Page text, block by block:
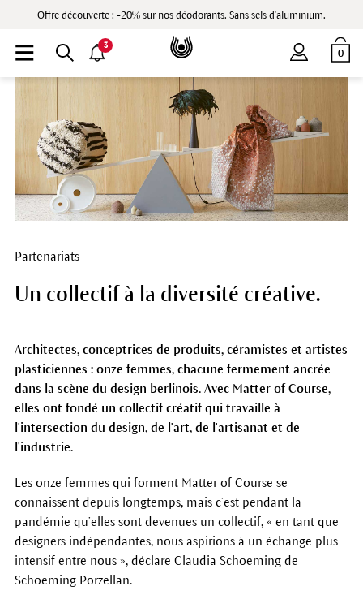
Offre découverte : -20% sur nos déodorants. Sans sels d'aluminium.
0
3
Partenariats
Un collectif à la diversité créative.
Architectes, conceptrices de produits, céramistes et artistes
plasticiennes : onze femmes, chacune fermement ancrée
dans la scène du design berlinois. Avec Matter of Course,
elles ont fondé un collectif créatif qui travaille à
l'intersection du design, de l'art, de l'artisanat et de
l'industrie.
Les onze femmes qui forment Matter of Course se
connaissent depuis longtemps, mais c’est pendant la
pandémie qu’elles sont devenues un collectif, « en tant que
designers indépendantes, nous aspirions à un échange plus
intensif entre nous », déclare Claudia Schoeming de
Schoeming Porzellan.